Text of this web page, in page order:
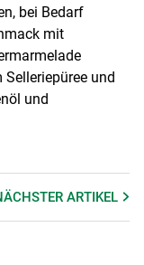
bei Bedarf
mit
und
und
ARTIKEL